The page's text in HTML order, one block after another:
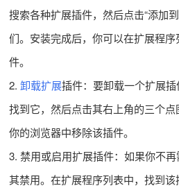
搜索各种扩展插件，然后点击“添加
们。安装完成后，你可以在扩展程
件。
2. 卸载扩展插件：要卸载一个扩展
找到它，然后点击其右上角的三个点
你的浏览器中移除该插件。
3. 禁用或启用扩展插件：如果你不
其禁用。在扩展程序列表中，找到